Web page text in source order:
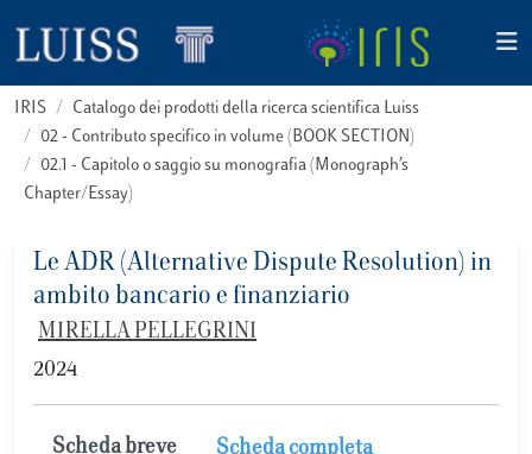
IRIS
Catalogo dei prodotti della ricerca scientifica Luiss
02 - Contributo specifico in volume (BOOK SECTION)
02.1 - Capitolo o saggio su monografia (Monograph’s
Chapter/Essay)
Le ADR (Alternative Dispute Resolution) in
ambito bancario e finanziario
MIRELLA PELLEGRINI
2024
Scheda breve Scheda completa